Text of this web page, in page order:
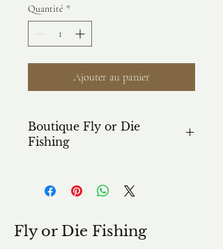
Quantité *
Ajouter au panier
Boutique Fly or Die
Fishing
Fly or Die Fishing